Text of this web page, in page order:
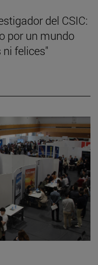
del CSIC:
por un mundo
felices"